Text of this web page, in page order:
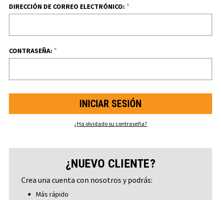
DIRECCIÓN DE CORREO ELECTRÓNICO: *
CONTRASEÑA: *
¿Ha olvidado su contraseña?
¿NUEVO CLIENTE?
Crea una cuenta con nosotros y podrás:
Más rápido